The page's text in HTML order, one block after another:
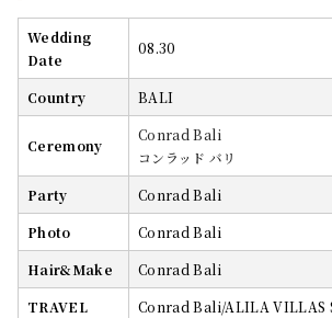
Wedding
Date
08.30
Country BALI
Ceremony
Conrad Bali
コンラッド バリ
Party
Conrad Bali
Photo
Conrad Bali
Hair&Make
Conrad Bali
TRAVEL
Conrad Bali/ALILA VILLAS